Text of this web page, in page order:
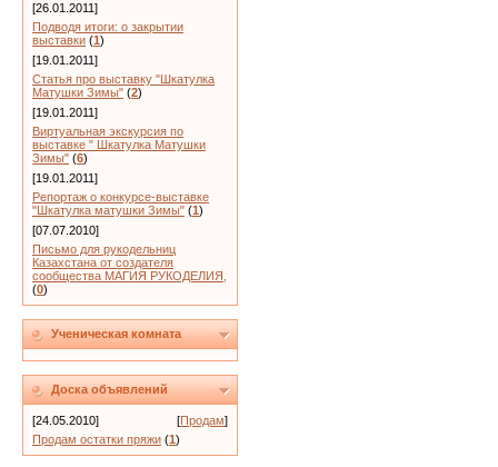
[26.01.2011]
Подводя итоги: о закрытии
выставки (1)
[19.01.2011]
Статья про выставку "Шкатулка
Матушки Зимы" (2)
[19.01.2011]
Виртуальная экскурсия по
выставке " Шкатулка Матушки
Зимы" (6)
[19.01.2011]
Репортаж о конкурсе-выставке
"Шкатулка матушки Зимы" (1)
[07.07.2010]
Письмо для рукодельниц
Казахстана от создателя
сообщества МАГИЯ РУКОДЕЛИЯ,
(0)
Ученическая комната
Доска объявлений
[24.05.2010] [Продам]
Продам остатки пряжи (1)